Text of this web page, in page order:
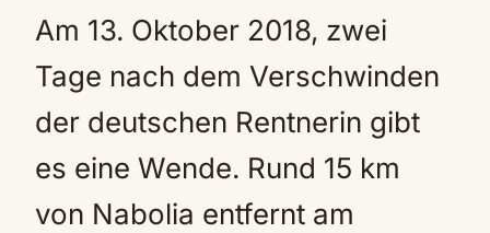
Am 13. Oktober 2018, zwei
Tage nach dem Verschwinden
der deutschen Rentnerin gibt
es eine Wende. Rund 15 km
von Nabolia entfernt am